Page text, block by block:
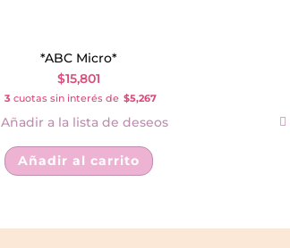
*ABC Micro*
$15,801
3 cuotas sin interés de $5,267
Añadir a la lista de deseos
Añadir al carrito